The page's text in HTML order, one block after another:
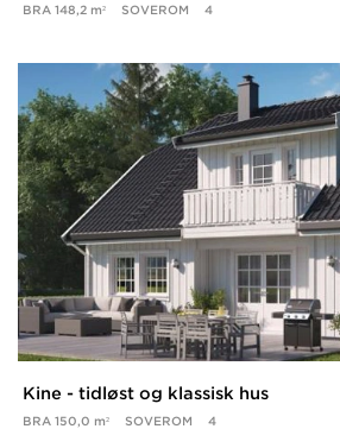
BRA 148,2 m² SOVEROM 4
Kine - tidløst og klassisk hus
BRA 150,0 m² SOVEROM 4